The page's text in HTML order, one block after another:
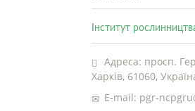
Інститут
Адреса: просп.
Харків, 61060,
E-mail: pgr-